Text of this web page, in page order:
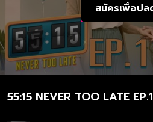
สมัครเพื่อป
55:15 NEVER TOO LATE